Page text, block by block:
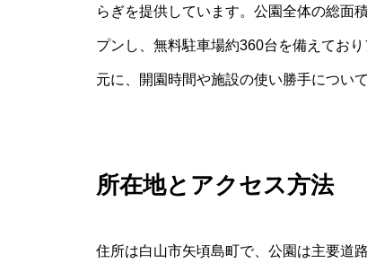
らぎを提供しています。公園全体の総面
プンし、無料駐車場約360台を備えてお
元に、開園時間や施設の使い勝手につい
所在地とアクセス方法
住所は白山市矢頃島町で、公園は主要道